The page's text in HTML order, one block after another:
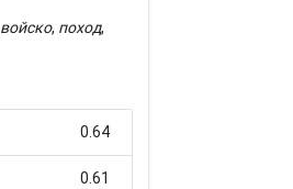
войско, поход,
0.64
0.61